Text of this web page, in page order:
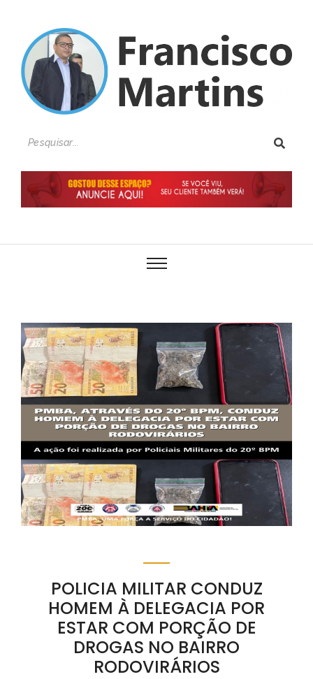
POLICIA MILITAR CONDUZ
HOMEM À DELEGACIA POR
ESTAR COM PORÇÃO DE
DROGAS NO BAIRRO
RODOVIRÁRIOS